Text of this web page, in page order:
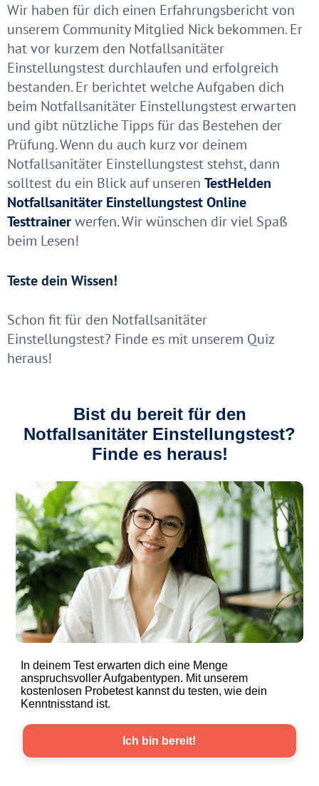
Wir haben für dich einen Erfahrungsbericht von
unserem Community Mitglied Nick bekommen. Er
hat vor kurzem den Notfallsanitäter
Einstellungstest durchlaufen und erfolgreich
bestanden. Er berichtet welche Aufgaben dich
beim Notfallsanitäter Einstellungstest erwarten
und gibt nützliche Tipps für das Bestehen der
Prüfung. Wenn du auch kurz vor deinem
Notfallsanitäter Einstellungstest stehst, dann
solltest du ein Blick auf unseren TestHelden
Notfallsanitäter Einstellungstest Online
Testtrainerwerfen. Wir wünschen dir viel Spaß
beim Lesen!
Teste dein Wissen!
Schon fit für den Notfallsanitäter
Einstellungstest? Finde es mit unserem Quiz
heraus!